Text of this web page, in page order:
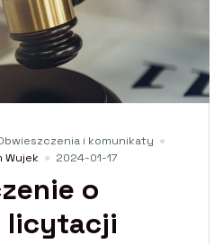
i komunikaty
Wujek
2024-01-17
o
licytacji